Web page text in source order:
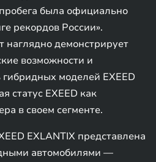
была официально
рекордов России».
наглядно демонстрирует
возможности и
моделей EXEED
статус EXEED как
в своем сегменте.
EXLANTIX представлена
автомобилями —